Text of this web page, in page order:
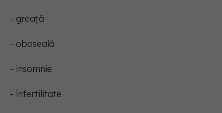
- greaţă
- oboseală
- insomnie
- infertilitate